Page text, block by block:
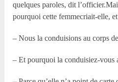
quelques paroles, dit
pourquoi cette femmecriait-elle,
– Nous la conduisions au corps
– Et pourquoi la conduisiez-vous